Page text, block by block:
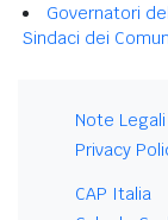
Governatori
Sindaci dei
Note Legali
Privacy
CAP Italia